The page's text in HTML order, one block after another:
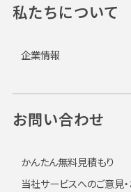
私たちについて
企業情報
お問い合わせ
かんたん無料見積もり
当社サービスへのご意見